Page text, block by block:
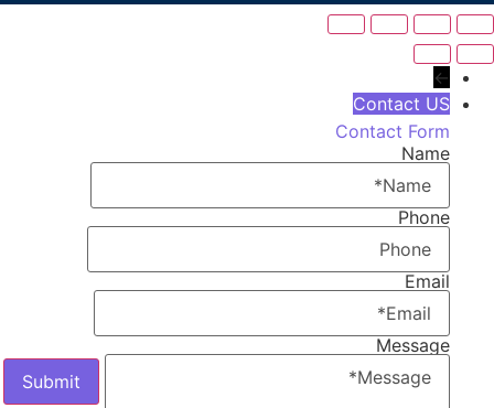
←
Contact US
Contact Form
Name
Phone
Email
Message